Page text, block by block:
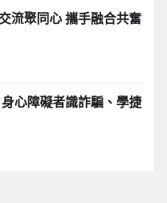
流聚同心 攜手融合共奮
心障礙者識詐騙、學捷